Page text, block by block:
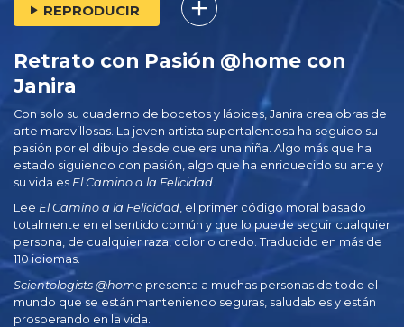
REPRODUCIR
Retrato con Pasión @home con
Janira
Con solo su cuaderno de bocetos y lápices, Janira crea obras de
arte maravillosas. La joven artista supertalentosa ha seguido su
pasión por el dibujo desde que era una niña. Algo más que ha
estado siguiendo con pasión, algo que ha enriquecido su arte y
su vida es El Camino a la Felicidad
Lee El Camino a la Felicidad, el primer código moral basado
totalmente en el sentido común y que lo puede seguir cualquier
persona, de cualquier raza, color o credo. Traducido en más de
110 idiomas.
Scientologists @home presenta a muchas personas de todo el
mundo que se están manteniendo seguras, saludables y están
prosperando en la vida.